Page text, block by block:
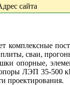
сайта
сваи,
опорные,
ЛЭП 35-500
проектирования.